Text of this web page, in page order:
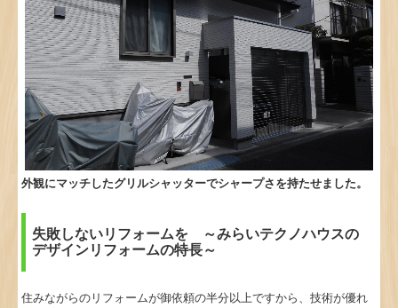
外観にマッチしたグリルシャッターでシャープさを持たせました。
失敗しないリフォームを ～みらいテクノハウスの
デザインリフォームの特長～
住みながらのリフォームが御依頼の半分以上ですから、技術が優れ